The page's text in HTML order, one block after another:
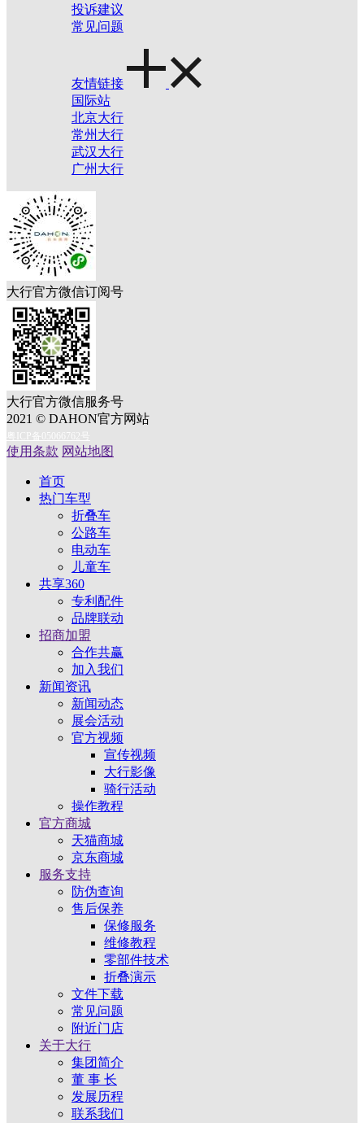
投诉建议
常见问题
友情链接
国际站
北京大行
常州大行
武汉大行
广州大行
大行官方微信订阅号
大行官方微信服务号
2021 © DAHON官方网站
粤ICP备05066762号
使用条款 网站地图
首页
热门车型
折叠车
公路车
电动车
儿童车
共享360
专利配件
品牌联动
招商加盟
合作共赢
加入我们
新闻资讯
新闻动态
展会活动
官方视频
宣传视频
大行影像
骑行活动
操作教程
官方商城
天猫商城
京东商城
服务支持
防伪查询
售后保养
保修服务
维修教程
零部件技术
折叠演示
文件下载
常见问题
附近门店
关于大行
集团简介
董 事 长
发展历程
联系我们